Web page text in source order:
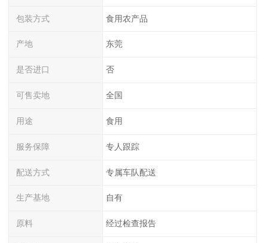
包装方式 食用农产品
产地 东莞
是否进口 否
可售卖地 全国
用途 食用
服务保障 专人跟踪
配送方式 专属车队配送
生产基地 自有
原料 经过检查报告